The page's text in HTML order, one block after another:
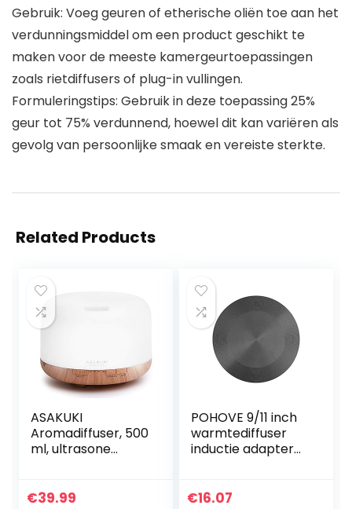
Gebruik: Voeg geuren of etherische oliën toe aan het
verdunningsmiddel om een product geschikt te
maken voor de meeste kamergeurtoepassingen
zoals rietdiffusers of plug-in vullingen.
Formuleringstips: Gebruik in deze toepassing 25%
geur tot 75% verdunnend, hoewel dit kan variëren als
gevolg van persoonlijke smaak en vereiste sterkte.
Related Products
ASAKUKI
Aromadiffuser, 500
ml, ultrasone
etherische oliën,
€39.99
POHOVE 9/11 inch
warmtediffuser
inductie adapter
warmtediffuser
€16.07